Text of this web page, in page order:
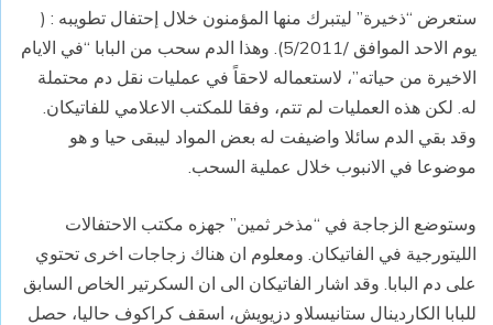
ستعرض “ذخيرة” ليتبرك منها المؤمنون خلال إحتفال تطويبه : (
يوم الاحد الموافق /5/2011). وهذا الدم سحب من البابا “في الايام
الاخيرة من حياته”، لاستعماله لاحقاً في عمليات نقل دم محتملة
له. لكن هذه العمليات لم تتم، وفقا للمكتب الاعلامي للفاتيكان.
وقد بقي الدم سائلا واضيفت له بعض المواد ليبقى حيا و هو
موضوعا في الانبوب خلال عملية السحب.
وستوضع الزجاجة في “مذخر ثمين” جهزه مكتب الاحتفالات
الليتورجية في الفاتيكان. ومعلوم ان هناك زجاجات اخرى تحتوي
على دم البابا. وقد اشار الفاتيكان الى ان السكرتير الخاص السابق
للبابا الكاردينال ستانيسلاو دزيويش، اسقف كراكوف حاليا، حصل